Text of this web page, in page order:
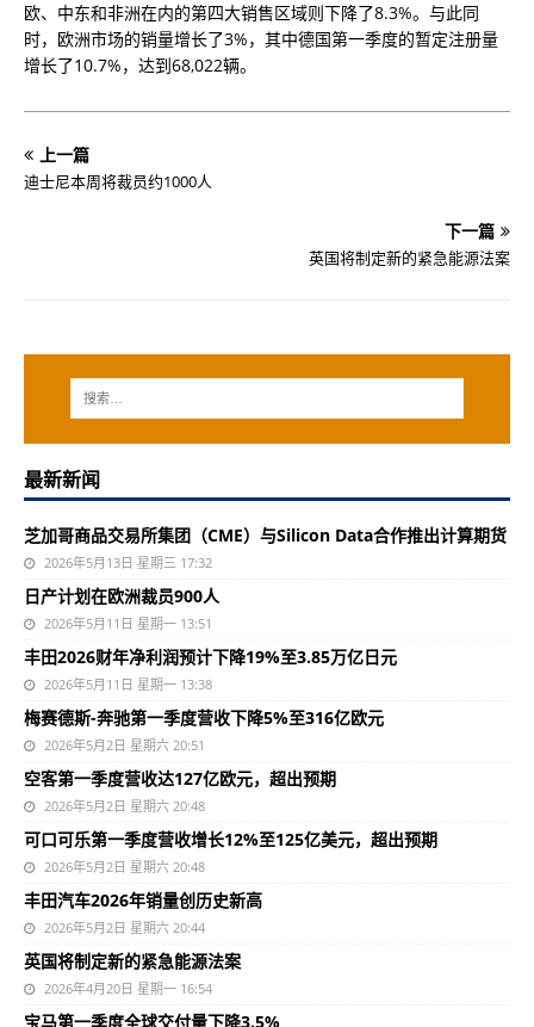
欧、中东和非洲在内的第四大销售区域则下降了8.3%。与此同
时，欧洲市场的销量增长了3%，其中德国第一季度的暂定注册量
增长了10.7%，达到68,022辆。
上一篇
迪士尼本周将裁员约1000人
下一篇
英国将制定新的紧急能源法案
最新新闻
芝加哥商品交易所集团（CME）与Silicon Data合作推出计算期货
2026年5月13日 星期三 17:32
日产计划在欧洲裁员900人
2026年5月11日 星期一 13:51
丰田2026财年净利润预计下降19%至3.85万亿日元
2026年5月11日 星期一 13:38
梅赛德斯-奔驰第一季度营收下降5%至316亿欧元
2026年5月2日 星期六 20:51
空客第一季度营收达127亿欧元，超出预期
2026年5月2日 星期六 20:48
可口可乐第一季度营收增长12%至125亿美元，超出预期
2026年5月2日 星期六 20:48
丰田汽车2026年销量创历史新高
2026年5月2日 星期六 20:44
英国将制定新的紧急能源法案
2026年4月20日 星期一 16:54
宝马第一季度全球交付量下降3.5%